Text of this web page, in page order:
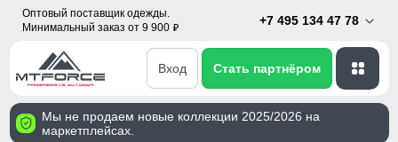
Оптовый поставщик одежды.
Минимальный заказ от 9 900 p
+7 495 134 47 78
Вход Стать партнёром
Мы не продаем новые коллекции 2025/2026 на
маркетплейсах.